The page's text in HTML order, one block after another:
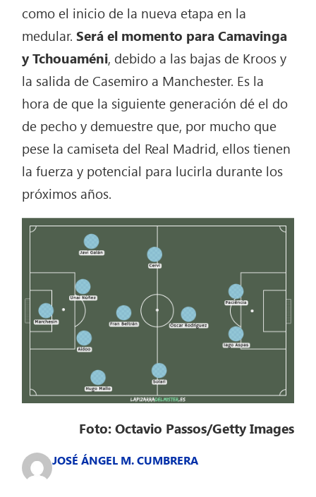
como el inicio de la nueva etapa en la
medular. Será el momento para Camavinga
y Tchouaméni, debido a las bajas de Kroos y
la salida de Casemiro a Manchester. Es la
hora de que la siguiente generación dé el do
de pecho y demuestre que, por mucho que
pese la camiseta del Real Madrid, ellos tienen
la fuerza y potencial para lucirla durante los
próximos años.
Foto: Octavio Passos/Getty Images
JOSÉ ÁNGEL M. CUMBRERA